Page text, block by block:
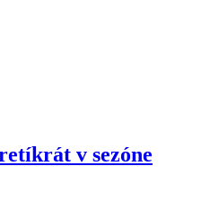
v sezóne